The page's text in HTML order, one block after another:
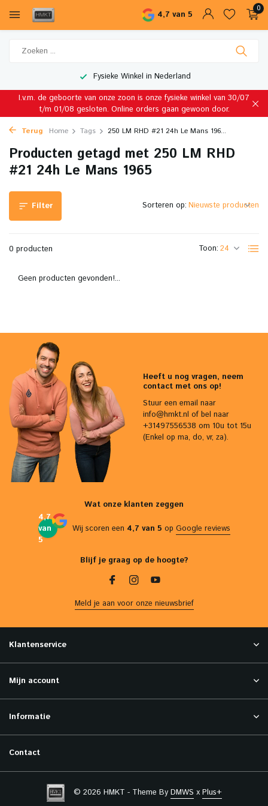
4,7 van 5
0
Fysieke Winkel in Nederland
I.v.m. de geboorte van onze zoon is onze fysieke winkel van 30/07
t/m 01/08 gesloten. Online orders gaan gewoon door.
Terug Home Tags 250 LM RHD #21 24h Le Mans 196...
Producten getagd met 250 LM RHD
#21 24h Le Mans 1965
Filter
0 producten Toon:
Sorteren op:
Geen producten gevonden!...
Heeft u nog vragen, neem
contact met ons op!
Stuur een email naar
info@hmkt.nl of bel naar
+31497556538 om 10u tot 15u
(Enkel op ma, do, vr, za).
Wat onze klanten zeggen
4,7
van
5
Wij scoren een 4,7 van 5 op Google reviews
Blijf je graag op de hoogte?
Meld je aan voor onze nieuwsbrief
Klantenservice
Mijn account
Informatie
Contact
© 2026 HMKT - Theme By DMWS x Plus+